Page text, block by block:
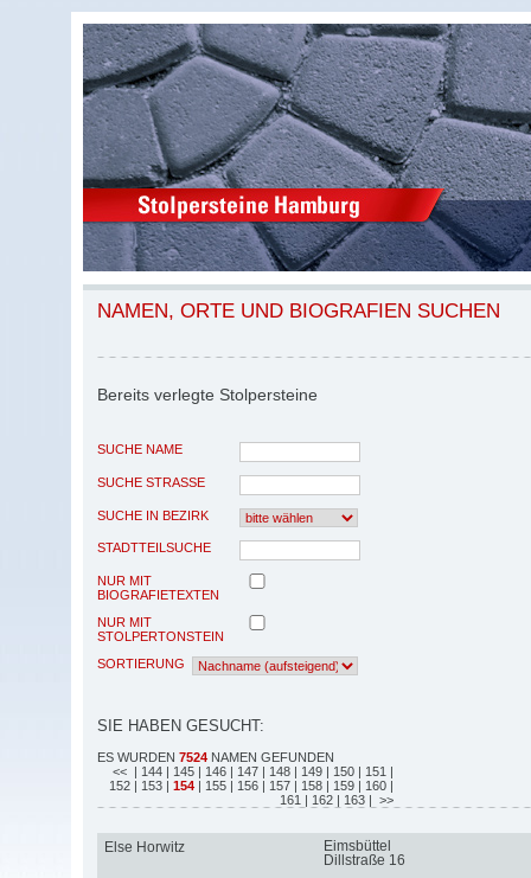
NAMEN, ORTE UND BIOGRAFIEN SUCHEN
Bereits verlegte Stolpersteine
SUCHE NAME
SUCHE STRASSE
SUCHE IN BEZIRK
STADTTEILSUCHE
NUR MIT
BIOGRAFIETEXTEN
NUR MIT
STOLPERTONSTEIN
SORTIERUNG
SIE HABEN GESUCHT:
ES WURDEN 7524 NAMEN GEFUNDEN
<< | 144 | 145 | 146 | 147 | 148 | 149 | 150 | 151 |
152 | 153 | 154 | 155 | 156 | 157 | 158 | 159 | 160 |
161 | 162 | 163 | >>
Else Horwitz
Eimsbüttel
Dillstraße 16